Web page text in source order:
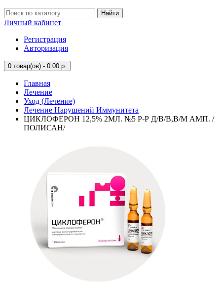
Найти
Личный кабинет
Регистрация
Авторизация
0 товар(ов) - 0.00 р.
Главная
Лечение
Уход (Лечение)
Лечение Нарушений Иммунитета
ЦИКЛОФЕРОН 12,5% 2МЛ. №5 Р-Р Д/В/В,В/М АМП. /
ПОЛИСАН/